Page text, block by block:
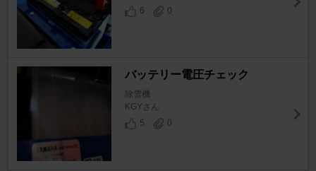
6 0
バッテリー電圧チェック
除雪機
KGYさん
5
0